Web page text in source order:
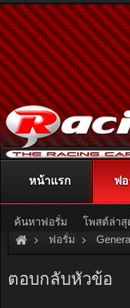
ติดต่อลงโฆษณา
หรืออ่านรา
ฟอรั่ม
ตอบกลับหัวข้อ
หน้าแรก ฟ
ค้นหาฟอรั่ม โพสต์ล่าสุ